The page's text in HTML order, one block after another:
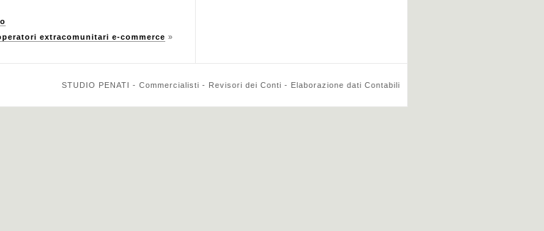
extracomunitari e-commerce »
STUDIO PENATI - Commercialisti - Revisori dei Conti - Elaborazione dati Contabili